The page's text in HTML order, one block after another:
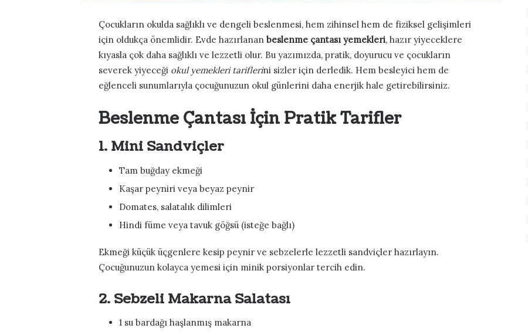
Çocukların okulda sağlıklı ve dengeli beslenmesi, hem zihinsel hem de fiziksel gelişimleri
için oldukça önemlidir. Evde hazırlanan beslenme çantası yemekleri, hazır yiyeceklere
kıyasla çok daha sağlıklı ve lezzetli olur. Bu yazımızda, pratik, doyurucu ve çocukların
severek yiyeceği okul yemekleri tariflerini sizler için derledik. Hem besleyici hem de
eğlenceli sunumlarıyla çocuğunuzun okul günlerini daha enerjik hale getirebilirsiniz.
Beslenme Çantası İçin Pratik Tarifler
1. Mini Sandviçler
Tam buğday ekmeği
Kaşar peyniri veya beyaz peynir
Domates, salatalık dilimleri
Hindi füme veya tavuk göğsü (isteğe bağlı)
Ekmeği küçük üçgenlere kesip peynir ve sebzelerle lezzetli sandviçler hazırlayın.
Çocuğunuzun kolayca yemesi için minik porsiyonlar tercih edin.
2. Sebzeli Makarna Salatası
1 su bardağı haşlanmış makarna